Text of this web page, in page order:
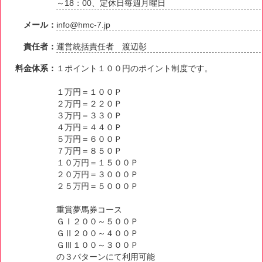
～18：00、定休日毎週月曜日
メール： info@hmc-7.jp
責任者：運営統括責任者 渡辺彰
料金体系： １ポイント１００円のポイント制度です。
１万円＝１００Ｐ
２万円＝２２０Ｐ
３万円＝３３０Ｐ
４万円＝４４０Ｐ
５万円＝６００Ｐ
７万円＝８５０Ｐ
１０万円＝１５００Ｐ
２０万円＝３０００Ｐ
２５万円＝５０００Ｐ
重賞夢馬券コース
ＧⅠ２００～５００Ｐ
ＧⅡ２００～４００Ｐ
ＧⅢ１００～３００Ｐ
の３パターンにて利用可能